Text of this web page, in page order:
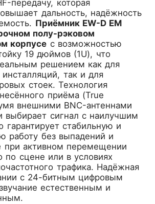
передачу, которая
дальность, надёжность
Приёмник EW-D EM
полу-рэковом
корпусе с возможностью
19 дюймов (1U), что
решением как для
так и для
стоек. Технология
приёма (True
внешними BNC-антеннами
выбирает сигнал с наилучшим
гарантирует стабильную и
работу без выпадений и
при активном перемещении
по сцене или в условиях
трафика. Надёжная
с 24-битным цифровым
естественным и